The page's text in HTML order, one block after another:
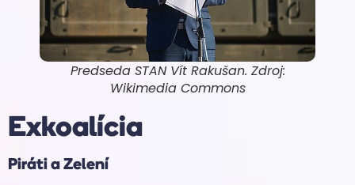
Predseda STAN Vít Rakušan. Zdroj:
Wikimedia Commons
Exkoalícia
Piráti a Zelení